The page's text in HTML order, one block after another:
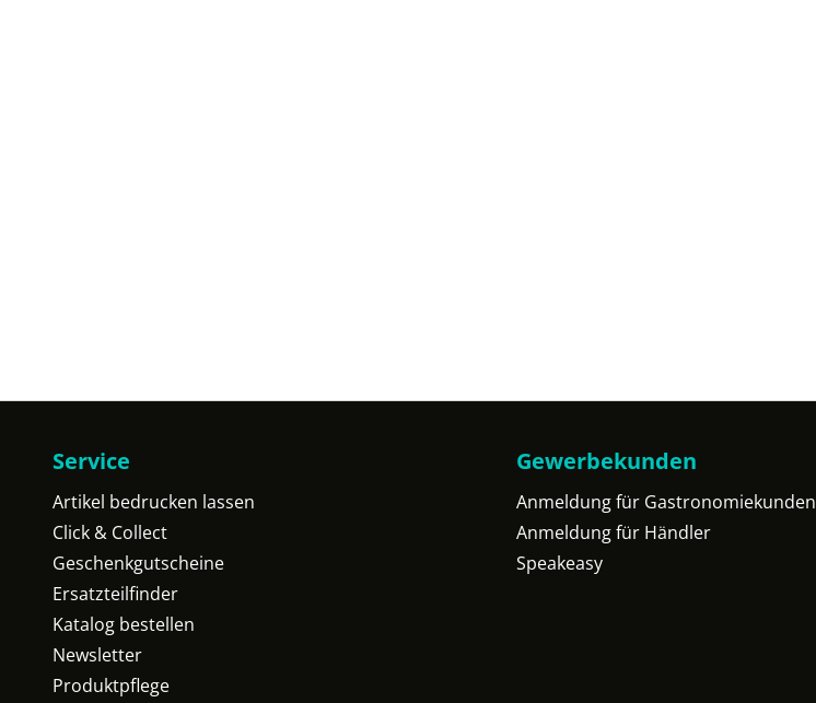
Service
Artikel bedrucken lassen
Click & Collect
Geschenkgutscheine
Ersatzteilfinder
Katalog bestellen
Newsletter
Produktpflege
Gewerbekunden
Anmeldung für Gastronomiekunden
Anmeldung für Händler
Speakeasy